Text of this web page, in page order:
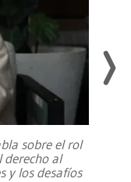
sobre el rol
derecho al
y los desafíos